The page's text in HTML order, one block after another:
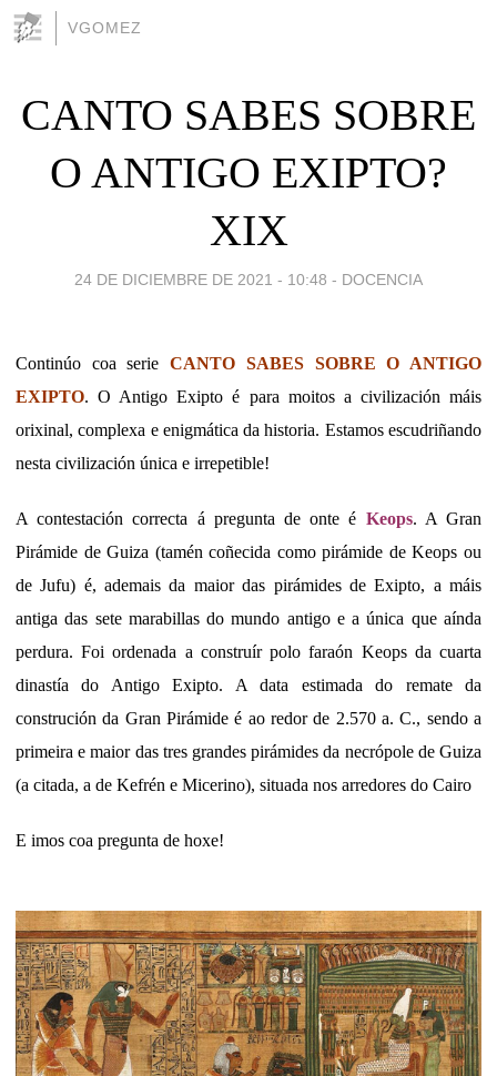
VGOMEZ
CANTO SABES SOBRE
O ANTIGO EXIPTO?
XIX
24 DE DICIEMBRE DE 2021 - 10:48 - DOCENCIA
Continúo coa serieCANTO SABES SOBRE O ANTIGO
EXIPTO. O Antigo Exipto é para moitos a civilización máis
orixinal, complexa e enigmática da historia. Estamos escudriñando
nesta civilización única e irrepetible!
A contestación correcta á pregunta de onte é Keops. A Gran
Pirámide de Guiza (tamén coñecida como pirámide de Keops ou
de Jufu) é, ademais da maior das pirámides de Exipto, a máis
antiga das sete marabillas do mundo antigo e a única que aínda
perdura. Foi ordenada a construír polo faraón Keops da cuarta
dinastía do Antigo Exipto. A data estimada do remate da
construción da Gran Pirámide é ao redor de 2.570 a. C., sendo a
primeira e maior das tres grandes pirámides da necrópole de Guiza
(a citada, a de Kefrén e Micerino), situada nos arredores do Cairo
E imos coa pregunta de hoxe!